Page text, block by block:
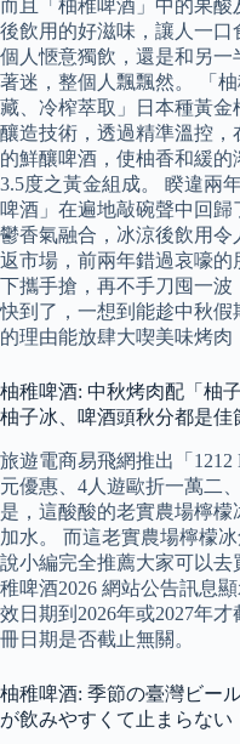
而且「柚稚啤酒」中的果
後飲用的好滋味，讓人一
個人愜意獨飲，還是和另一
著迷，整個人飄飄然。 「
藏、冷榨萃取」日本種黃
釀造技術，透過精準溫控
的鮮釀啤酒，使柚香和緩
3.5度之黃金組成。 睽違兩
啤酒」在遍地敲碗聲中回
鬱香氣融合，冰涼後飲用
返市場，前兩年錯過哀嚎
下攜手搶，再不手刀囤一
快到了，一想到能趁中秋
的理由能放肆大喫美味烤肉
柚稚啤酒: 中秋烤肉配「柚
柚子冰、啤酒頭秋分都是佳
旅遊電商易飛網推出「
元優惠、4人遊歐折一萬二
是，這酸酸的老實農場檸
加水。 而這老實農場檸檬
說小編完全推薦大家可以
稚啤酒2026 網站公告訊息顯
效日期到2026年或2027年
冊日期是否截止無關。
柚稚啤酒: 季節の臺灣ビー
が飲みやすくて止まらない